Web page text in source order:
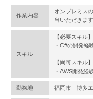
作業内容
オンプレミス
当いただきます
スキル
【必要スキル】
・C#の開発経
【尚可スキル】
・AWS開発経
勤務地 福岡市 博多